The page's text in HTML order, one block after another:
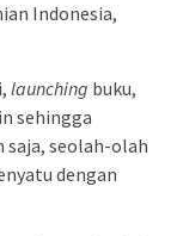
Indonesia,
launching buku,
sehingga
saja, seolah-olah
dengan